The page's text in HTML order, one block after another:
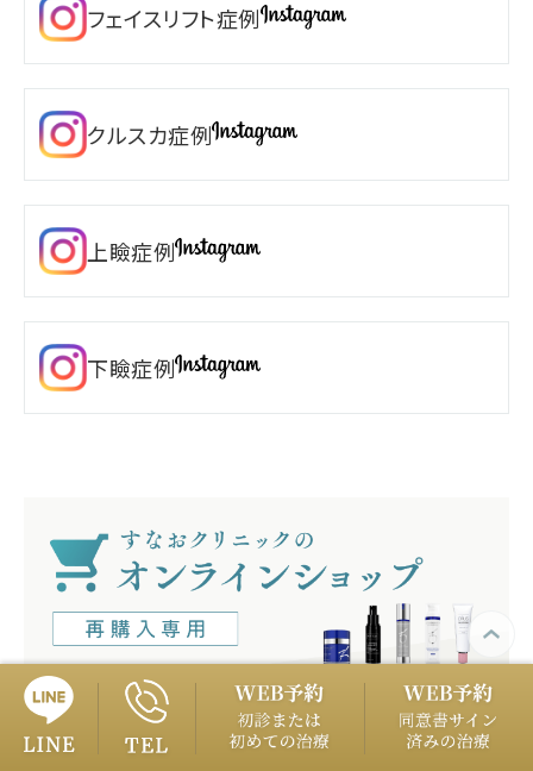
フェイスリフト症例
クルスカ症例
上瞼症例
下瞼症例